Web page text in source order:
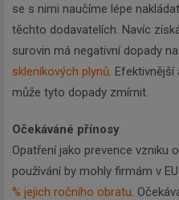
se s nimi naučíme lépe
těchto dodavatelích. Navíc
surovin má negativní dopady
skleníkových plynů.
může tyto dopady zmírnit.
Očekáváné přínosy
Opatření jako prevence vzniku
používání by mohly firmám v EU
% jejich ročního obratu.